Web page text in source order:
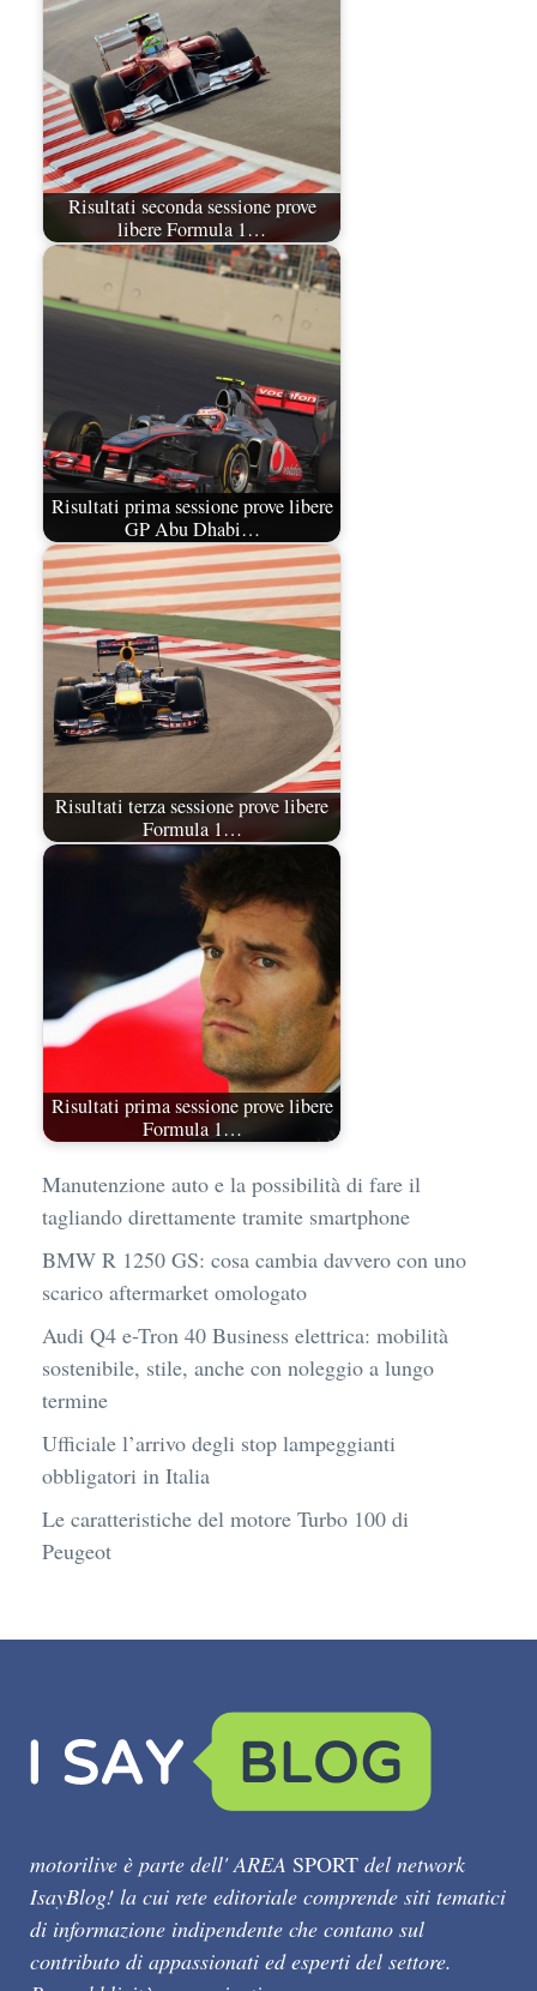
Risultati seconda sessione prove
libere Formula 1…
Risultati prima sessione prove libere
GP Abu Dhabi…
Risultati terza sessione prove libere
Formula 1…
Risultati prima sessione prove libere
Formula 1…
Manutenzione auto e la possibilità di fare il
tagliando direttamente tramite smartphone
BMW R 1250 GS: cosa cambia davvero con uno
scarico aftermarket omologato
Audi Q4 e-Tron 40 Business elettrica: mobilità
sostenibile, stile, anche con noleggio a lungo
termine
Ufficiale l’arrivo degli stop lampeggianti
obbligatori in Italia
Le caratteristiche del motore Turbo 100 di
Peugeot
motorilive è parte dell' AREA SPORT del network
IsayBlog! la cui rete editoriale comprende siti tematici
di informazione indipendente che contano sul
contributo di appassionati ed esperti del settore.